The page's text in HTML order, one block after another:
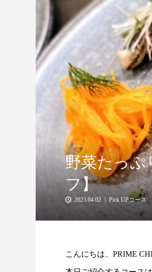
野菜たっぷ
フ】
2023.04.02 Pick UPコース
こんにちは、PRIME